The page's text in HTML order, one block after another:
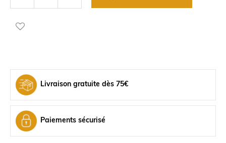
Livraison gratuite dès 75€
Paiements sécurisé